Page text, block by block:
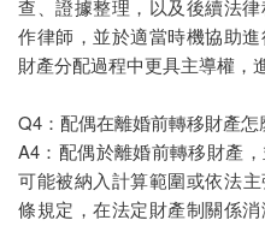
查、證據整理，以及後續法
作律師，並於適當時機協助
財產分配過程中更具主導權，
Q4：配偶在離婚前轉移財產怎
A4：配偶於離婚前轉移財產
可能被納入計算範圍或依法
條規定，在法定財產制關係